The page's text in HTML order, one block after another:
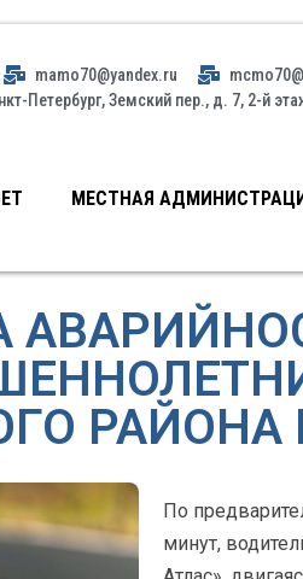
mamo70@yandex.ru
Петербург, Земский пер., д. 7, 2-й
МЕСТНАЯ
РАЙОНА
По
минут,